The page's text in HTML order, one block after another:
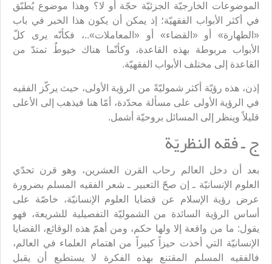
الموضوعات الخارجيّة الجزئيّة حجّة أو لا؟ وهذا موضوع يُطبّق
في أكثر الأبواب الفقهيّة؛ إذ يمكن أن يكون هذا الخبر في باب
«الطهارة» أو «القضاء» أو «المعاملات»..، فكأنّه يرى كلّ
الأبواب مربوطة بهذه القاعدة، وكأنّما هناك خيوطٌ تمتدّ من
القاعدة إلى مختلف الأبواب الفقهيّة.
إذن، هذه رؤيّة أكثر شموليّةً من الرؤية الأولى، حيث يركّز الفقيه
في الرؤية الأولى على مسألة محدّدة، أمّا هنا فيذهب إلى الأعلى
قليلاً وينظر إلى المسائل بروحيّة أشمل.
ج ـ فقه النظريّة
بعد أن دخل العالم رحاب القرن العشرين، وهو قرن تحدّي
العلوم الإنسانيّة ـ إن صحّ التعبير ـ شعر الفقيه المسلم بضرورة
عرض رؤية الإسلام عن قضايا العلوم الإنسانيّة، خاصّة على
أساس الرؤية السائدة من الشموليّة التفصيلية للشريعة، فهو
يقول: ما من واقعة إلا ولها حكم، ومن أهمّ هذه الوقائع، القضايا
الإنسانيّة التي أخذت حيزاً كبيراً من اهتمام العلماء في العالم،
فالفقيه المسلم المقتنع بهذه الفكرة لا يستطيع أن يقبل